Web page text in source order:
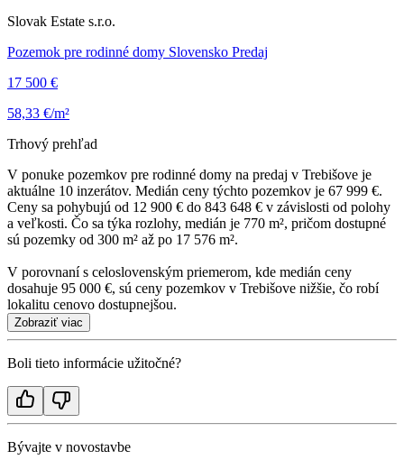
Slovak Estate s.r.o.
Pozemok pre rodinné domy Slovensko Predaj
17 500 €
58,33 €/m²
Trhový prehľad
V ponuke pozemkov pre rodinné domy na predaj v Trebišove je
aktuálne 10 inzerátov. Medián ceny týchto pozemkov je 67 999 €.
Ceny sa pohybujú od 12 900 € do 843 648 € v závislosti od polohy
a veľkosti. Čo sa týka rozlohy, medián je 770 m², pričom dostupné
sú pozemky od 300 m² až po 17 576 m².
V porovnaní s celoslovenským priemerom, kde medián ceny
dosahuje 95 000 €, sú ceny pozemkov v Trebišove nižšie, čo robí
lokalitu cenovo dostupnejšou.
Zobraziť viac
Boli tieto informácie užitočné?
Bývajte v novostavbe